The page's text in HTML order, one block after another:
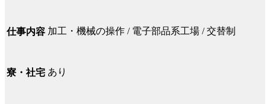
仕事内容 加工・機械の操作 / 電子部品系工場 / 交替制
寮・社宅 あり